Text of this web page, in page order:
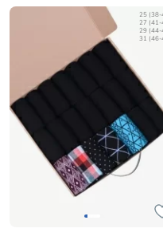
25 (38-
27 (41-
29 (44-
31 (46-